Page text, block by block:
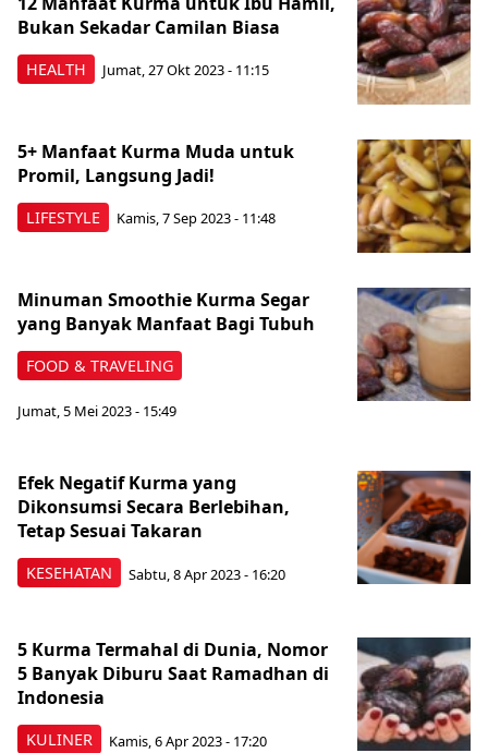
HEALTH
Bukan Sekadar Camilan Biasa
Jumat, 27 Okt 2023 - 11:15
LIFESTYLE
5+ Manfaat Kurma Muda untuk
Promil, Langsung Jadi!
Kamis, 7 Sep 2023 - 11:48
FOOD & TRAVELING
Minuman Smoothie Kurma Segar
yang Banyak Manfaat Bagi Tubuh
Jumat, 5 Mei 2023 - 15:49
KESEHATAN
Efek Negatif Kurma yang
Dikonsumsi Secara Berlebihan,
Tetap Sesuai Takaran
Sabtu, 8 Apr 2023 - 16:20
KULINER
5 Kurma Termahal di Dunia, Nomor
5 Banyak Diburu Saat Ramadhan di
Indonesia
Kamis, 6 Apr 2023 - 17:20